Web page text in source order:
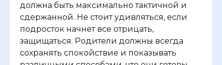
должна быть максимально тактичной и
сдержанной. Не стоит удивляться, если
подросток начнет все отрицать,
защищаться. Родители должны всегда
сохранять спокойствие и показывать